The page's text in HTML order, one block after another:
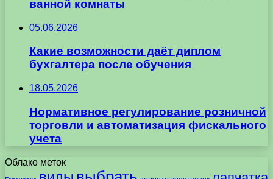
ванной комнаты
05.06.2026
Какие возможности даёт диплом
бухгалтера после обучения
18.05.2026
Нормативное регулирование розничной
торговли и автоматизация фискального
учета
Облако меток